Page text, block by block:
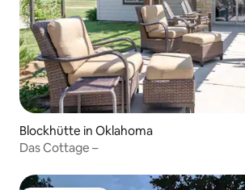
Blockhütte in Oklahoma
Das Cottage –